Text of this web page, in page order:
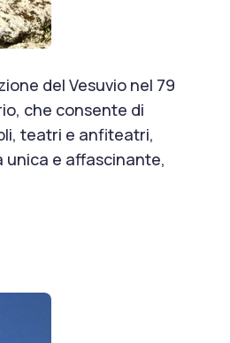
del Vesuvio nel 79
che consente di
teatri e anfiteatri,
unica e affascinante,